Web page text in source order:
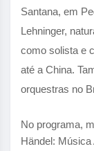
Santana, em
Lehninger,
como solista e
até a China.
orquestras no
No programa,
Händel: